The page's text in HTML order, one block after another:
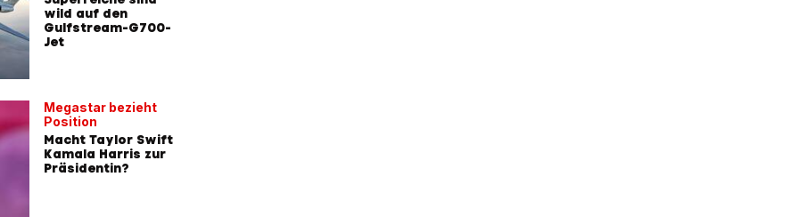
wild auf den
Gulfstream-G700-
Jet
Megastar bezieht
Position
Macht Taylor Swift
Kamala Harris zur
Präsidentin?